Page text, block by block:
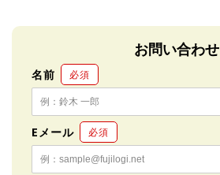
お問い合わせ
名前 必須
Eメール 必須